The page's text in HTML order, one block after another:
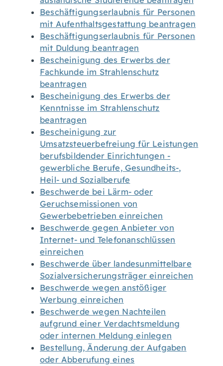
Beschäftigungserlaubnis für Personen
mit Aufenthaltsgestattung beantragen
Beschäftigungserlaubnis für Personen
mit Duldung beantragen
Bescheinigung des Erwerbs der
Fachkunde im Strahlenschutz
beantragen
Bescheinigung des Erwerbs der
Kenntnisse im Strahlenschutz
beantragen
Bescheinigung zur
Umsatzsteuerbefreiung für Leistungen
berufsbildender Einrichtungen -
gewerbliche Berufe, Gesundheits-,
Heil- und Sozialberufe
Beschwerde bei Lärm- oder
Geruchsemissionen von
Gewerbebetrieben einreichen
Beschwerde gegen Anbieter von
Internet- und Telefonanschlüssen
einreichen
Beschwerde über landesunmittelbare
Sozialversicherungsträger einreichen
Beschwerde wegen anstößiger
Werbung einreichen
Beschwerde wegen Nachteilen
aufgrund einer Verdachtsmeldung
oder internen Meldung einlegen
Bestellung, Änderung der Aufgaben
oder Abberufung eines